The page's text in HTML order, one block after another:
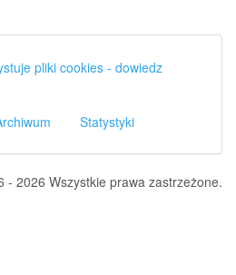
pliki cookies - dowiedz
Statystyki
- 2026 Wszystkie prawa zastrzeżone.